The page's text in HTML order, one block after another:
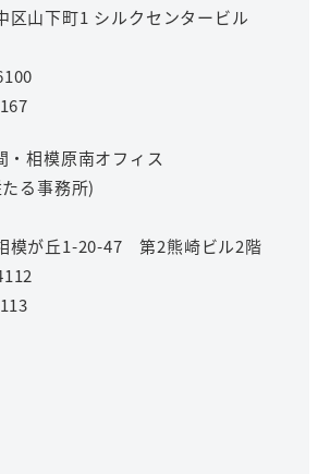
区山下町1 シルクセンタービル
・相模原南オフィス
る事務所)
模が丘1-20-47 第2熊崎ビル2階